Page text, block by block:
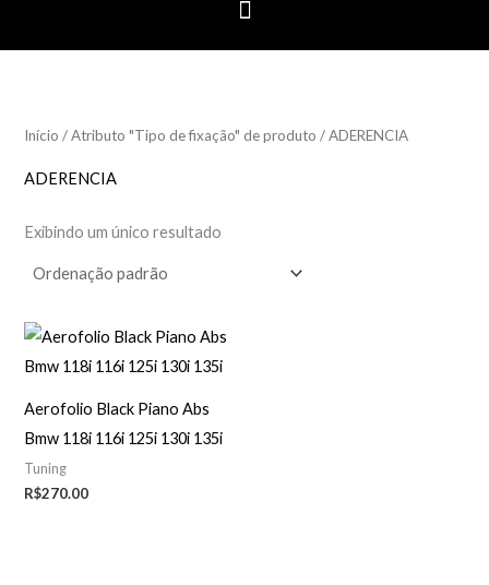
Início / Atributo "Tipo de fixação" de produto / ADERENCIA
ADERENCIA
Exibindo um único resultado
Aerofolio Black Piano Abs
Bmw 118i 116i 125i 130i 135i
Tuning
R$270.00